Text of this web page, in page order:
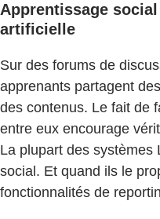
Apprentissage
artificielle
Sur des forums de
apprenants partagent
des contenus. Le fait de
entre eux encourage
La plupart des systèmes
social. Et quand ils le
fonctionnalités de